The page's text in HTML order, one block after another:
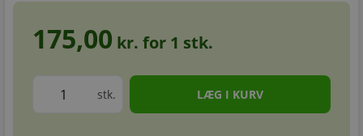
175,00 kr. for 1 stk.
stk.